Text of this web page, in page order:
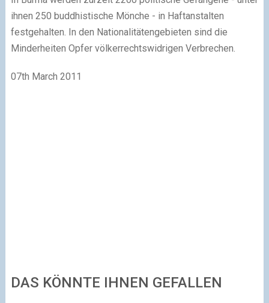
ihnen 250 buddhistische Mönche - in Haftanstalten
festgehalten. In den Nationalitätengebieten sind die
Minderheiten Opfer völkerrechtswidrigen Verbrechen.
07th March 2011
DAS KÖNNTE IHNEN GEFALLEN